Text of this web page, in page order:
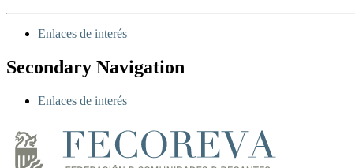
Enlaces de interés
Secondary Navigation
Enlaces de interés